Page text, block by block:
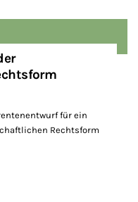
für ein
Rechtsform